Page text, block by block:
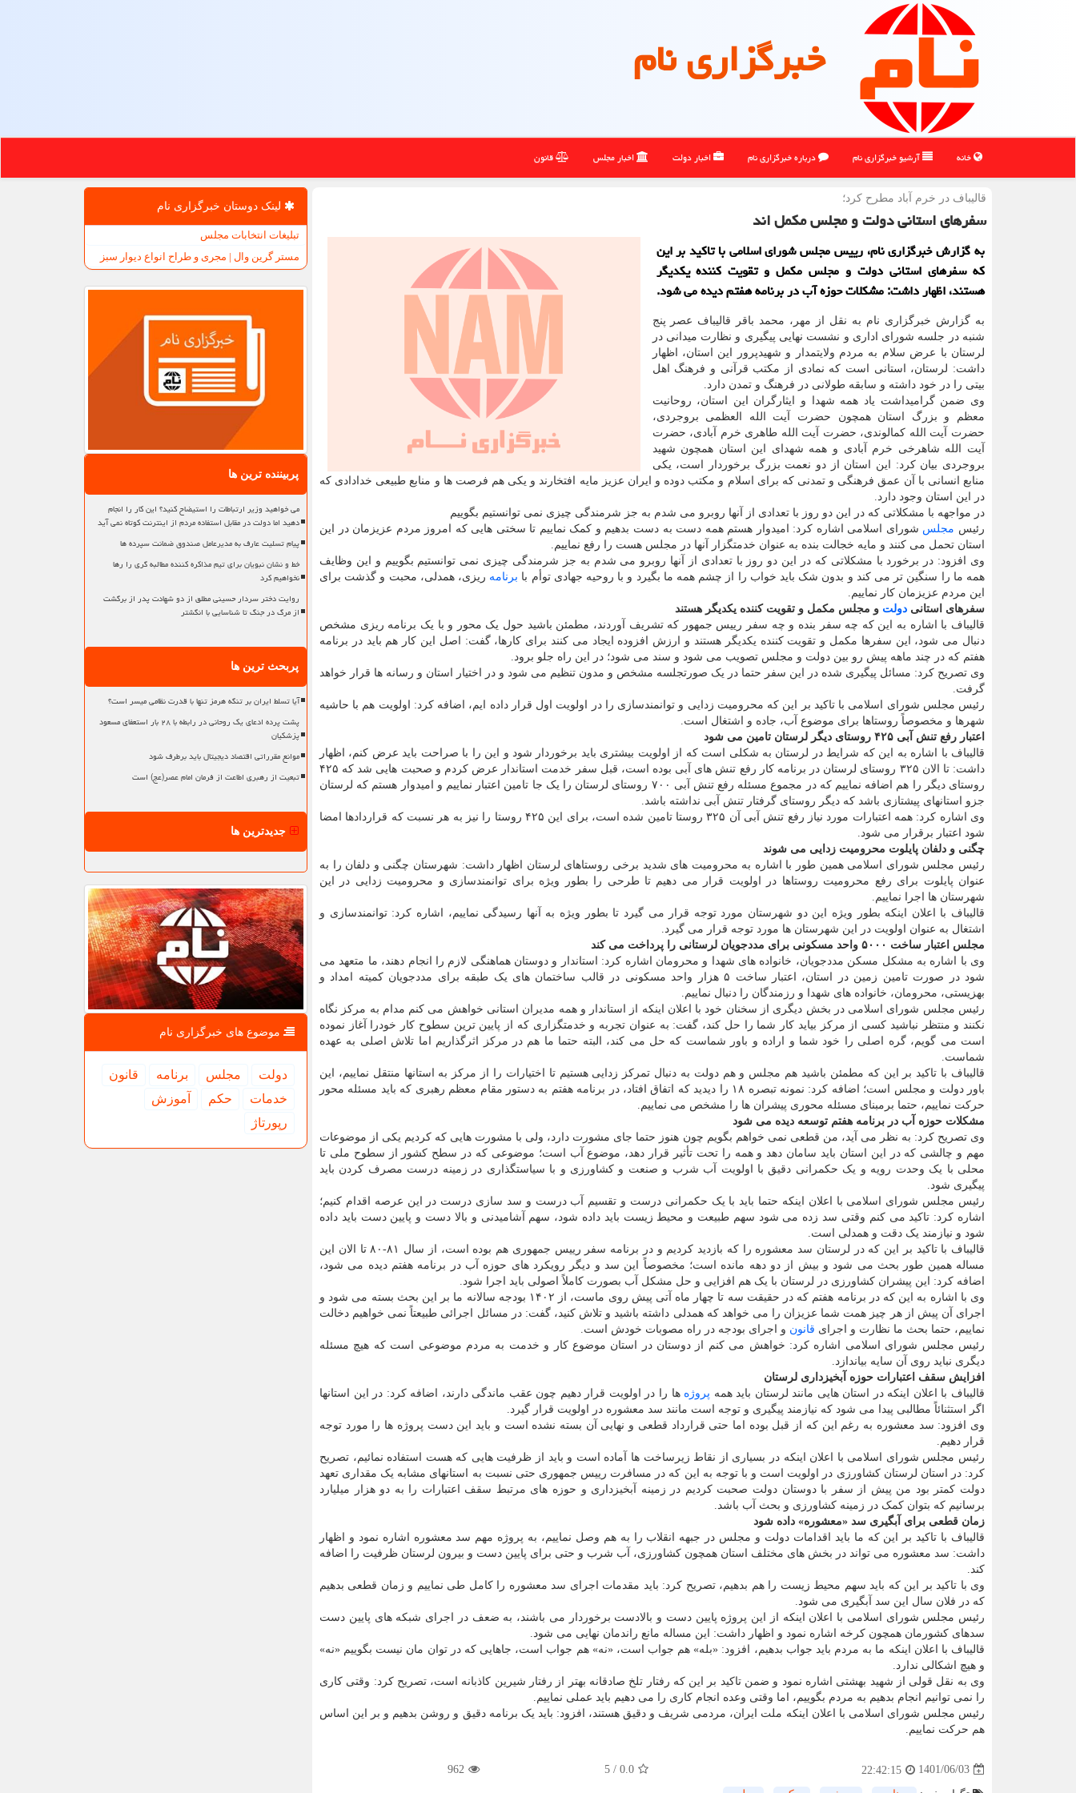
خبرگزاری نام
خانه آرشیو خبرگزاری نام درباره خبرگزاری نام اخبار دولت اخبار مجلس قانون
قالیباف در خرم آباد مطرح كرد؛
سفرهای استانی دولت و مجلس مکمل اند
به گزارش خبرگزاری نام، رییس مجلس شورای اسلامی با تاکید بر این
که سفرهای استانی دولت و مجلس مکمل و تقویت کننده یکدیگر
هستند، اظهار داشت: مشکلات حوزه آب در برنامه هفتم دیده می شود.
به گزارش خبرگزاری نام به نقل از مهر، محمد باقر قالیباف عصر پنج
شنبه در جلسه شورای اداری و نشست نهایی پیگیری و نظارت میدانی در
لرستان با عرض سلام به مردم ولایتمدار و شهیدپرور این استان، اظهار
داشت: لرستان، استانی است که نمادی از مکتب قرآنی و فرهنگ اهل
بیتی را در خود داشته و سابقه طولانی در فرهنگ و تمدن دارد.
وی ضمن گرامیداشت یاد همه شهدا و ایثارگران این استان، روحانیت
معظم و بزرگ استان همچون حضرت آیت الله العظمی بروجردی،
حضرت آیت الله کمالوندی، حضرت آیت الله طاهری خرم آبادی، حضرت
آیت الله شاهرخی خرم آبادی و همه شهدای این استان همچون شهید
بروجردی بیان کرد: این استان از دو نعمت بزرگ برخوردار است، یکی
منابع انسانی با آن عمق فرهنگی و تمدنی که برای اسلام و مکتب دوده و ایران عزیز مایه افتخارند و یکی هم فرصت ها و منابع طبیعی خدادادی که
در این استان وجود دارد.
در مواجهه با مشکلاتی که در این دو روز با تعدادی از آنها روبرو می شدم به جز شرمندگی چیزی نمی توانستیم بگوییم
رئیس مجلس شورای اسلامی اشاره کرد: امیدوار هستم همه دست به دست بدهیم و کمک نماییم تا سختی هایی که امروز مردم عزیزمان در این
استان تحمل می کنند و مایه خجالت بنده به عنوان خدمتگزار آنها در مجلس هست را رفع نماییم.
وی افزود: در برخورد با مشکلاتی که در این دو روز با تعدادی از آنها روبرو می شدم به جز شرمندگی چیزی نمی توانستیم بگوییم و این وظایف
همه ما را سنگین تر می کند و بدون شک باید خواب را از چشم همه ما بگیرد و با روحیه جهادی توأم با برنامه ریزی، همدلی، محبت و گذشت برای
این مردم عزیزمان کار نماییم.
سفرهای استانی دولت و مجلس مکمل و تقویت کننده یکدیگر هستند
قالیباف با اشاره به این که چه سفر بنده و چه سفر رییس جمهور که تشریف آوردند، مطمئن باشید حول یک محور و با یک برنامه ریزی مشخص
دنبال می شود، این سفرها مکمل و تقویت کننده یکدیگر هستند و ارزش افزوده ایجاد می کنند برای کارها، گفت: اصل این کار هم باید در برنامه
هفتم که در چند ماهه پیش رو بین دولت و مجلس تصویب می شود و سند می شود؛ در این راه جلو برود.
وی تصریح کرد: مسائل پیگیری شده در این سفر حتما در یک صورتجلسه مشخص و مدون تنظیم می شود و در اختیار استان و رسانه ها قرار خواهد
گرفت.
رئیس مجلس شورای اسلامی با تاکید بر این که محرومیت زدایی و توانمندسازی را در اولویت اول قرار داده ایم، اضافه کرد: اولویت هم با حاشیه
شهرها و مخصوصاً روستاها برای موضوع آب، جاده و اشتغال است.
اعتبار رفع تنش آبی ۴۲۵ روستای دیگر لرستان تامین می شود
قالیباف با اشاره به این که شرایط در لرستان به شکلی است که از اولویت بیشتری باید برخوردار شود و این را با صراحت باید عرض کنم، اظهار
داشت: تا الان ۳۲۵ روستای لرستان در برنامه کار رفع تنش های آبی بوده است، قبل سفر خدمت استاندار عرض کردم و صحبت هایی شد که ۴۲۵
روستای دیگر را هم اضافه نماییم که در مجموع مسئله رفع تنش آبی ۷۰۰ روستای لرستان را یک جا تامین اعتبار نماییم و امیدوار هستم که لرستان
جزو استانهای پیشتازی باشد که دیگر روستای گرفتار تنش آبی نداشته باشد.
وی اشاره کرد: همه اعتبارات مورد نیاز رفع تنش آبی آن ۳۲۵ روستا تامین شده است، برای این ۴۲۵ روستا را نیز به هر نسبت که قراردادها امضا
شود اعتبار برقرار می شود.
چگنی و دلفان پایلوت محرومیت زدایی می شوند
رئیس مجلس شورای اسلامی همین طور با اشاره به محرومیت های شدید برخی روستاهای لرستان اظهار داشت: شهرستان چگنی و دلفان را به
عنوان پایلوت برای رفع محرومیت روستاها در اولویت قرار می دهیم تا طرحی را بطور ویژه برای توانمندسازی و محرومیت زدایی در این
شهرستان ها اجرا نماییم.
قالیباف با اعلان اینکه بطور ویژه این دو شهرستان مورد توجه قرار می گیرد تا بطور ویژه به آنها رسیدگی نماییم، اشاره کرد: توانمندسازی و
اشتغال به عنوان اولویت در این شهرستان ها مورد توجه قرار می گیرد.
مجلس اعتبار ساخت ۵۰۰۰ واحد مسکونی برای مددجویان لرستانی را پرداخت می کند
وی با اشاره به مشکل مسکن مددجویان، خانواده های شهدا و محرومان اشاره کرد: استاندار و دوستان هماهنگی لازم را انجام دهند، ما متعهد می
شود در صورت تامین زمین در استان، اعتبار ساخت ۵ هزار واحد مسکونی در قالب ساختمان های یک طبقه برای مددجویان کمیته امداد و
بهزیستی، محرومان، خانواده های شهدا و رزمندگان را دنبال نماییم.
رئیس مجلس شورای اسلامی در بخش دیگری از سخنان خود با اعلان اینکه از استاندار و همه مدیران استانی خواهش می کنم مدام به مرکز نگاه
نکنند و منتظر نباشید کسی از مرکز بیاید کار شما را حل کند، گفت: به عنوان تجربه و خدمتگزاری که از پایین ترین سطوح کار خودرا آغاز نموده
است می گویم، گره اصلی را خود شما و اراده و باور شماست که حل می کند، البته حتما ما هم در مرکز اثرگذاریم اما تلاش اصلی به عهده
شماست.
قالیباف با تاکید بر این که مطمئن باشید هم مجلس و هم دولت به دنبال تمرکز زدایی هستیم تا اختیارات را از مرکز به استانها منتقل نماییم، این
باور دولت و مجلس است؛ اضافه کرد: نمونه تبصره ۱۸ را دیدید که اتفاق افتاد، در برنامه هفتم به دستور مقام معظم رهبری که باید مسئله محور
حرکت نماییم، حتما برمبنای مسئله محوری پیشران ها را مشخص می نماییم.
مشکلات حوزه آب در برنامه هفتم توسعه دیده می شود
وی تصریح کرد: به نظر می آید، من قطعی نمی خواهم بگویم چون هنوز حتما جای مشورت دارد، ولی با مشورت هایی که کردیم یکی از موضوعات
مهم و چالشی که در این استان باید سامان دهد و همه را تحت تأثیر قرار دهد، موضوع آب است؛ موضوعی که در سطح کشور از سطوح ملی تا
محلی با یک وحدت رویه و یک حکمرانی دقیق با اولویت آب شرب و صنعت و کشاورزی و با سیاستگذاری در زمینه درست مصرف کردن باید
پیگیری شود.
رئیس مجلس شورای اسلامی با اعلان اینکه حتما باید با یک حکمرانی درست و تقسیم آب درست و سد سازی درست در این عرصه اقدام کنیم؛
اشاره کرد: تاکید می کنم وقتی سد زده می شود سهم طبیعت و محیط زیست باید داده شود، سهم آشامیدنی و بالا دست و پایین دست باید داده
شود و نیازمند یک دقت و همدلی است.
قالیباف با تاکید بر این که در لرستان سد معشوره را که بازدید کردیم و در برنامه سفر رییس جمهوری هم بوده است، از سال ۸۱-۸۰ تا الان این
مساله همین طور بحث می شود و بیش از دو دهه مانده است؛ مخصوصاً این سد و دیگر رویکرد های حوزه آب در برنامه هفتم دیده می شود،
اضافه کرد: این پیشران کشاورزی در لرستان با یک هم افزایی و حل مشکل آب بصورت کاملاً اصولی باید اجرا شود.
وی با اشاره به این که در برنامه هفتم که در حقیقت سه تا چهار ماه آتی پیش روی ماست، از ۱۴۰۲ بودجه سالانه ما بر این بحث بسته می شود و
اجرای آن پیش از هر چیز همت شما عزیزان را می خواهد که همدلی داشته باشید و تلاش کنید، گفت: در مسائل اجرائی طبیعتاً نمی خواهیم دخالت
نماییم، حتما بحث ما نظارت و اجرای قانون و اجرای بودجه در راه مصوبات خودش است.
رئیس مجلس شورای اسلامی اشاره کرد: خواهش می کنم از دوستان در استان موضوع کار و خدمت به مردم موضوعی است که هیچ مسئله
دیگری نباید روی آن سایه بیاندازد.
افزایش سقف اعتبارات حوزه آبخیزداری لرستان
قالیباف با اعلان اینکه در استان هایی مانند لرستان باید همه پروژه ها را در اولویت قرار دهیم چون عقب ماندگی دارند، اضافه کرد: در این استانها
اگر استثنائاً مطالبی پیدا می شود که نیازمند پیگیری و توجه است مانند سد معشوره در اولویت قرار گیرد.
وی افزود: سد معشوره به رغم این که از قبل بوده اما حتی قرارداد قطعی و نهایی آن بسته نشده است و باید این دست پروژه ها را مورد توجه
قرار دهیم.
رئیس مجلس شورای اسلامی با اعلان اینکه در بسیاری از نقاط زیرساخت ها آماده است و باید از ظرفیت هایی که هست استفاده نمائیم، تصریح
کرد: در استان لرستان کشاورزی در اولویت است و با توجه به این که در مسافرت رییس جمهوری حتی نسبت به استانهای مشابه یک مقداری تعهد
دولت کمتر بود من پیش از سفر با دوستان دولت صحبت کردیم در زمینه آبخیزداری و حوزه های مرتبط سقف اعتبارات را به دو هزار میلیارد
برسانیم که بتوان کمک در زمینه کشاورزی و بحث آب باشد.
زمان قطعی برای آبگیری سد «معشوره» داده شود
قالیباف با تاکید بر این که ما باید اقدامات دولت و مجلس در جبهه انقلاب را به هم وصل نماییم، به پروژه مهم سد معشوره اشاره نمود و اظهار
داشت: سد معشوره می تواند در بخش های مختلف استان همچون کشاورزی، آب شرب و حتی برای پایین دست و بیرون لرستان ظرفیت را اضافه
کند.
وی با تاکید بر این که باید سهم محیط زیست را هم بدهیم، تصریح کرد: باید مقدمات اجرای سد معشوره را کامل طی نماییم و زمان قطعی بدهیم
که در فلان سال این سد آبگیری می شود.
رئیس مجلس شورای اسلامی با اعلان اینکه از این پروژه پایین دست و بالادست برخوردار می باشند، به ضعف در اجرای شبکه های پایین دست
سدهای کشورمان همچون کرخه اشاره نمود و اظهار داشت: این مساله مانع راندمان نهایی می شود.
قالیباف با اعلان اینکه ما به مردم باید جواب بدهیم، افزود: «بله» هم جواب است، «نه» هم جواب است، جاهایی که در توان مان نیست بگوییم «نه»
و هیچ اشکالی ندارد.
وی به نقل قولی از شهید بهشتی اشاره نمود و ضمن تاکید بر این که رفتار تلخ صادقانه بهتر از رفتار شیرین کاذبانه است، تصریح کرد: وقتی کاری
را نمی توانیم انجام بدهیم به مردم بگوییم، اما وقتی وعده انجام کاری را می دهیم باید عملی نماییم.
رئیس مجلس شورای اسلامی با اعلان اینکه ملت ایران، مردمی شریف و دقیق هستند، افزود: باید یک برنامه دقیق و روشن بدهیم و بر این اساس
هم حرکت نماییم.
1401/06/03
22:42:15
0.0
/
5
962
لینک دوستان خبرگزاری نام
تبلیغات انتخابات مجلس
مستر گرین وال | مجری و طراح انواع دیوار سبز
پربیننده ترین ها
می خواهید وزیر ارتباطات را استیضاح کنید؟ این کار را انجام
دهید اما دولت در مقابل استفاده مردم از اینترنت کوتاه نمی آید
پیام تسلیت عارف به مدیرعامل صندوق ضمانت سپرده ها
خط و نشان نبویان برای تیم مذاکره کننده مطالبه گری را رها
نخواهیم کرد
روایت دختر سردار حسینی مطلق از دو شهادت پدر از برگشت
از مرگ در جنگ تا شناسایی با انگشتر
پربحث ترین ها
آیا تسلط ایران بر تنگه هرمز تنها با قدرت نظامی میسر است؟
پشت پرده ادعای یک روحانی در رابطه با ۲۸ بار استعفای مسعود
پزشکیان
موانع مقرراتی اقتصاد دیجیتال باید برطرف شود
تبعیت از رهبری اطاعت از فرمان امام عصر(عج) است
جدیدترین ها
موضوع های خبرگزاری نام
دولت مجلس برنامه
قانون
خدمات
حكم
آموزش
رپورتاژ